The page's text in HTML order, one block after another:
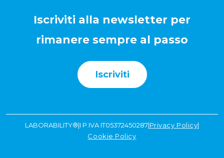
Iscriviti alla newsletter per
rimanere sempre al passo
Iscriviti
LABORABILITY®|I P.IVA IT05372450287|Privacy Policy|
Cookie Policy